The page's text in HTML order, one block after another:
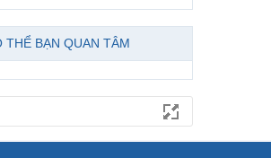
THỂ BẠN QUAN TÂM